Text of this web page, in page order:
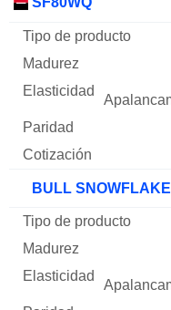
BULL SNOWFLAKE